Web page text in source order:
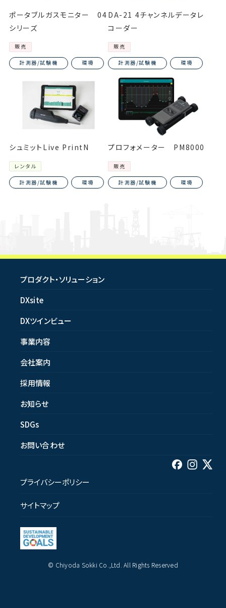
ポータブルガスモニター 04
シリーズ
販売
計測器/試験機 環境
DA-21 4チャンネルデータレ
コーダー
販売
計測器/試験機 環境
シュミットLive PrintN
レンタル
計測器/試験機 環境
プロフォメーター PM8000
販売
計測器/試験機 環境
プロダクト・ソリューション
DXsite
DXツインビュー
事業内容
会社案内
採用情報
お知らせ
SDGs
お問い合わせ
プライバシーポリシー
サイトマップ
© Chiyoda Sokki Co.,Ltd. All Rights Reserved